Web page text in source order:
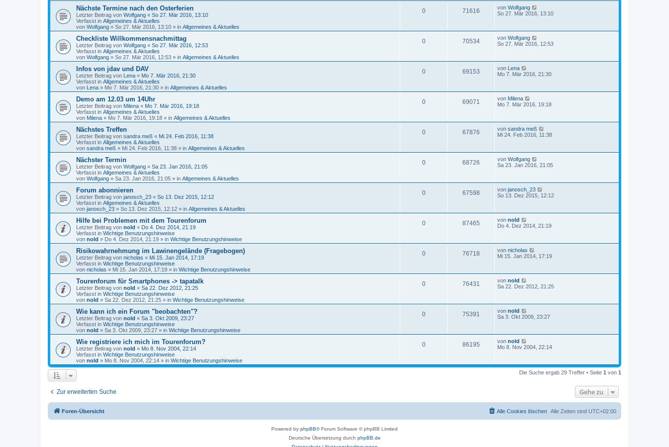
Nächste Termine nach den Osterferien
Letzter Beitrag von Wolfgang « So 27. Mär 2016, 13:10
Verfasst in Allgemeines & Aktuelles
von Wolfgang » So 27. Mär 2016, 13:10 » in Allgemeines & Aktuelles
0 71616 von Wolfgang
So 27. Mär 2016, 13:10
Checkliste Willkommensnachmittag
Letzter Beitrag von Wolfgang « So 27. Mär 2016, 12:53
Verfasst in Allgemeines & Aktuelles
von Wolfgang » So 27. Mär 2016, 12:53 » in Allgemeines & Aktuelles
0 70534 von Wolfgang
So 27. Mär 2016, 12:53
Infos von jdav und DAV
Letzter Beitrag von Lena « Mo 7. Mär 2016, 21:30
Verfasst in Allgemeines & Aktuelles
von Lena » Mo 7. Mär 2016, 21:30 » in Allgemeines & Aktuelles
0 69153 von Lena
Mo 7. Mär 2016, 21:30
Demo am 12.03 um 14Uhr
Letzter Beitrag von Milena « Mo 7. Mär 2016, 19:18
Verfasst in Allgemeines & Aktuelles
von Milena » Mo 7. Mär 2016, 19:18 » in Allgemeines & Aktuelles
0 69071 von Milena
Mo 7. Mär 2016, 19:18
Nächstes Treffen
Letzter Beitrag von sandra meß « Mi 24. Feb 2016, 11:38
Verfasst in Allgemeines & Aktuelles
von sandra meß » Mi 24. Feb 2016, 11:38 » in Allgemeines & Aktuelles
0 67876 von sandra meß
Mi 24. Feb 2016, 11:38
Nächster Termin
Letzter Beitrag von Wolfgang « Sa 23. Jan 2016, 21:05
Verfasst in Allgemeines & Aktuelles
von Wolfgang » Sa 23. Jan 2016, 21:05 » in Allgemeines & Aktuelles
0 68726 von Wolfgang
Sa 23. Jan 2016, 21:05
Forum abonnieren
Letzter Beitrag von janosch_23 « So 13. Dez 2015, 12:12
Verfasst in Allgemeines & Aktuelles
von janosch_23 » So 13. Dez 2015, 12:12 » in Allgemeines & Aktuelles
0 67598 von janosch_23
So 13. Dez 2015, 12:12
Hilfe bei Problemen mit dem Tourenforum
Letzter Beitrag von nold « Do 4. Dez 2014, 21:19
Verfasst in Wichtige Benutzungshinweise
von nold » Do 4. Dez 2014, 21:19 » in Wichtige Benutzungshinweise
0 87465 von nold
Do 4. Dez 2014, 21:19
Risikowahrnehmung im Lawinengelände (Fragebogen)
Letzter Beitrag von nicholas « Mi 15. Jan 2014, 17:19
Verfasst in Wichtige Benutzungshinweise
von nicholas » Mi 15. Jan 2014, 17:19 » in Wichtige Benutzungshinweise
0 76718 von nicholas
Mi 15. Jan 2014, 17:19
Tourenforum für Smartphones -> tapatalk
Letzter Beitrag von nold « Sa 22. Dez 2012, 21:25
Verfasst in Wichtige Benutzungshinweise
von nold » Sa 22. Dez 2012, 21:25 » in Wichtige Benutzungshinweise
0 76431 von nold
Sa 22. Dez 2012, 21:25
Wie kann ich ein Forum "beobachten"?
Letzter Beitrag von nold « Sa 3. Okt 2009, 23:27
Verfasst in Wichtige Benutzungshinweise
von nold » Sa 3. Okt 2009, 23:27 » in Wichtige Benutzungshinweise
0 75391 von nold
Sa 3. Okt 2009, 23:27
Wie registriere ich mich im Tourenforum?
Letzter Beitrag von nold « Mo 8. Nov 2004, 22:14
Verfasst in Wichtige Benutzungshinweise
von nold » Mo 8. Nov 2004, 22:14 » in Wichtige Benutzungshinweise
0 86195 von nold
Mo 8. Nov 2004, 22:14
Die Suche ergab 29 Treffer • Seite 1 von 1
Zur erweiterten Suche Gehe zu
Foren-Übersicht Alle Zeiten sind UTC+02:00
Alle Cookies löschen
Powered by phpBB® Forum Software © phpBB Limited
Deutsche Übersetzung durch phpBB.de